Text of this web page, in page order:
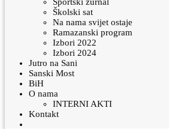
Školski sat
Na nama svijet ostaje
Ramazanski program
Izbori 2022
Izbori 2024
Jutro na Sani
Sanski Most
BiH
O nama
INTERNI AKTI
Kontakt